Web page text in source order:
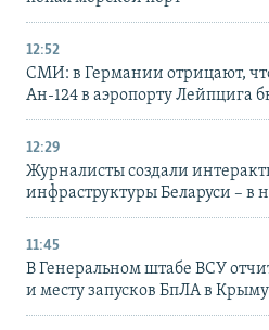
12:52
СМИ: в Германии отрицают,
Ан-124 в аэропорту Лейпцига
12:29
Журналисты создали
инфраструктуры Беларуси – в
11:45
В Генеральном штабе ВСУ
и месту запусков БпЛА в Крыму